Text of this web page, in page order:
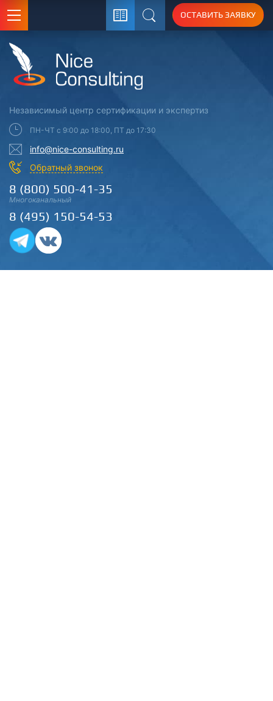
Поиск
ОСТАВИТЬ ЗАЯВКУ
Независимый центр сертификации и экспертиз
ПН-ЧТ с 9:00 до 18:00, ПТ до 17:30
info@nice-consulting.ru
Обратный звонок
8 (800) 500-41-35
Многоканальный
8 (495) 150-54-53